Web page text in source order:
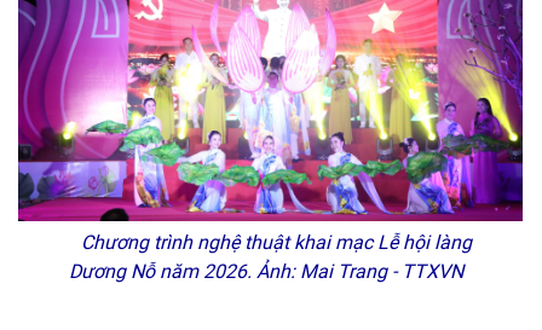
Chương trình nghệ thuật khai mạc Lễ hội làng
Dương Nỗ năm 2026. Ảnh: Mai Trang - TTXVN